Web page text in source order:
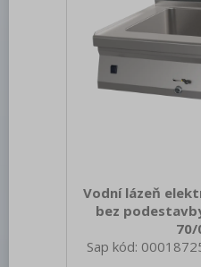
Vodní lázeň
bez
70/
Sap kód: